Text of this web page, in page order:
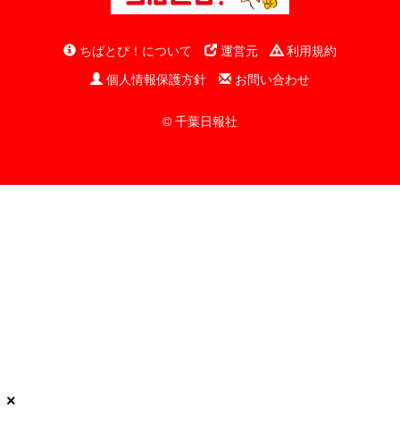
ちばとぴ！について 運営元
利用規約
個人情報保護方針
お問い合わせ
© 千葉日報社
×